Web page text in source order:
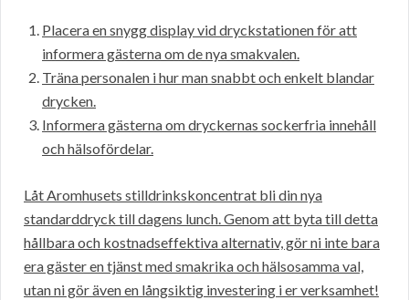
Placera en snygg display vid dryckstationen för att
informera gästerna om de nya smakvalen.
Träna personalen i hur man snabbt och enkelt blandar
drycken.
Informera gästerna om dryckernas sockerfria innehåll
och hälsofördelar.
Låt Aromhusets stilldrinkskoncentrat bli din nya
standarddryck till dagens lunch. Genom att byta till detta
hållbara och kostnadseffektiva alternativ, gör ni inte bara
era gäster en tjänst med smakrika och hälsosamma val,
utan ni gör även en långsiktig investering i er verksamhet!